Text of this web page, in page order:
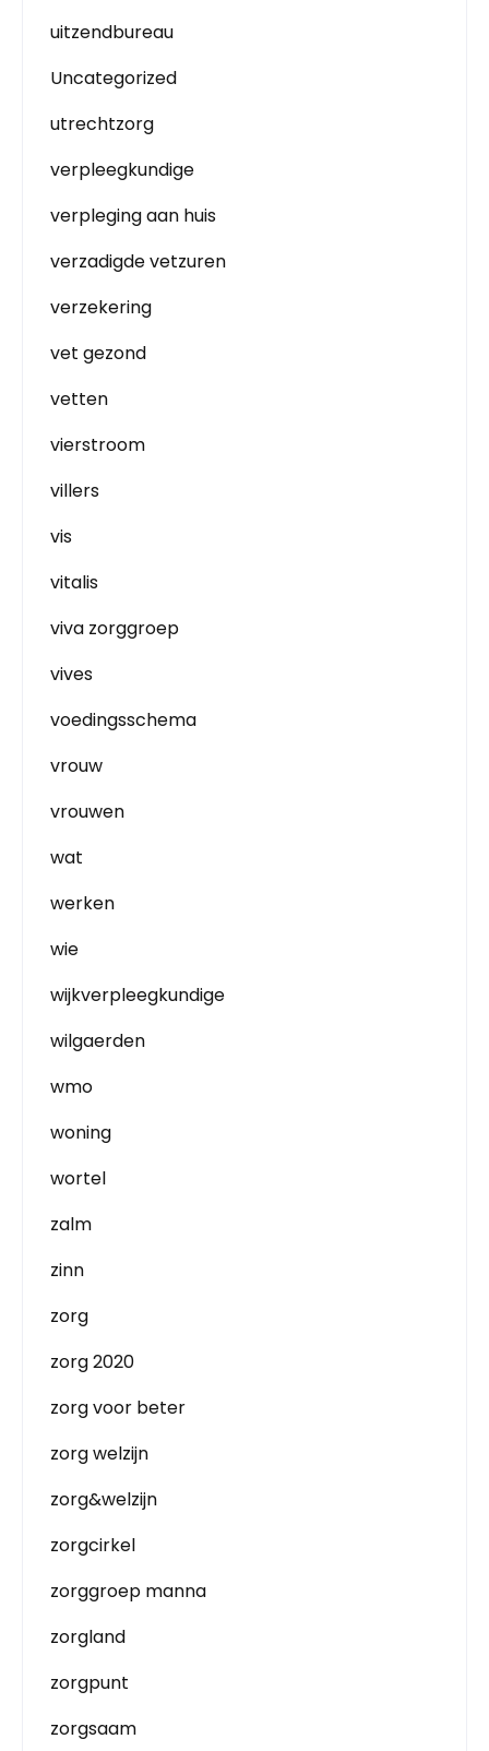
uitzendbureau
Uncategorized
utrechtzorg
verpleegkundige
verpleging aan huis
verzadigde vetzuren
verzekering
vet gezond
vetten
vierstroom
villers
vis
vitalis
viva zorggroep
vives
voedingsschema
vrouw
vrouwen
wat
werken
wie
wijkverpleegkundige
wilgaerden
wmo
woning
wortel
zalm
zinn
zorg
zorg 2020
zorg voor beter
zorg welzijn
zorg&welzijn
zorgcirkel
zorggroep manna
zorgland
zorgpunt
zorgsaam